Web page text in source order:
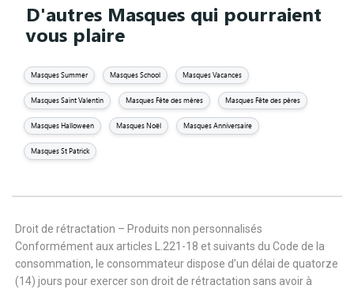
D'autres Masques qui pourraient
vous plaire
Masques Summer Masques School Masques Vacances
Masques Saint Valentin Masques Fête des mères Masques Fête des pères
Masques Halloween Masques Noël Masques Anniversaire
Masques St Patrick
Droit de rétractation – Produits non personnalisés
Conformément aux articles L.221-18 et suivants du Code de la
consommation, le consommateur dispose d’un délai de quatorze
(14) jours pour exercer son droit de rétractation sans avoir à